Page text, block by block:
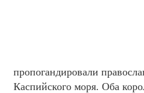
пропогандировали
Каспийского моря. Оба